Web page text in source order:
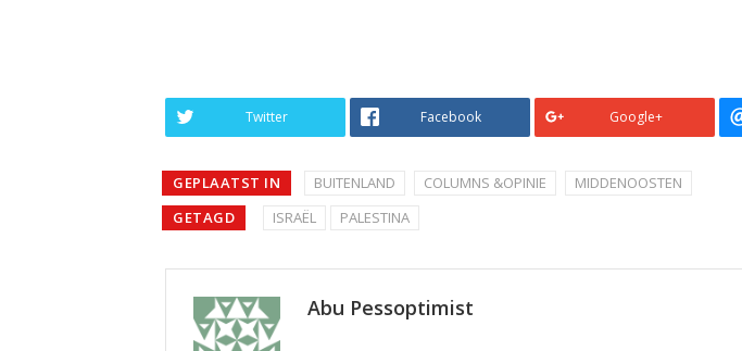
Twitter Facebook Google+
GEPLAATST IN BUITENLAND COLUMNS &OPINIE
MIDDENOOSTEN
GETAGD
ISRAËL PALESTINA
Abu Pessoptimist